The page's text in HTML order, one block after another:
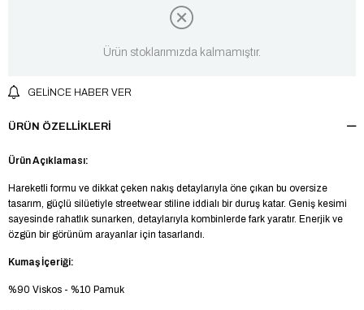
Ürün stoklarımızda kalmamıştır.
GELINCE HABER VER
ÜRÜN ÖZELLIKLERI
Ürün Açıklaması:
Hareketli formu ve dikkat çeken nakış detaylarıyla öne çıkan bu oversize
tasarım, güçlü silüetiyle streetwear stiline iddialı bir duruş katar. Geniş kesimi
sayesinde rahatlık sunarken, detaylarıyla kombinlerde fark yaratır. Enerjik ve
özgün bir görünüm arayanlar için tasarlandı.
Kumaş İçeriği:
%90 Viskos - %10 Pamuk